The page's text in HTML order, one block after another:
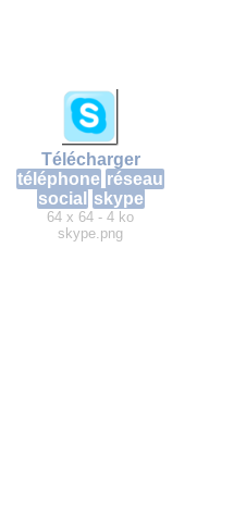
Télécharger
téléphone réseau
social
skype
64 x 64 - 4 ko
skype.png